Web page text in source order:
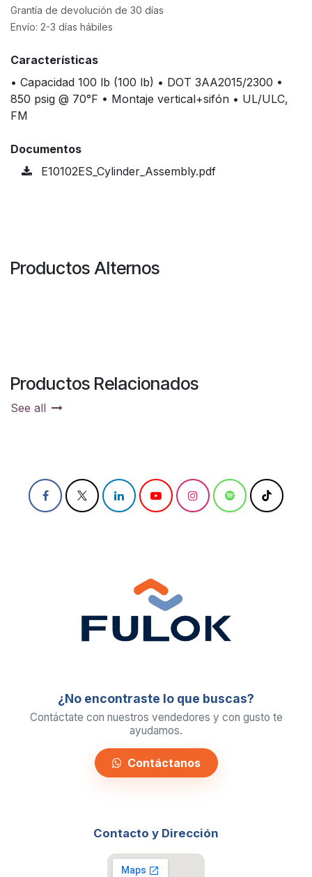
Grantía de devolución de 30 días
Envío: 2-3 días hábiles
Características
• Capacidad 100 lb (100 lb) • DOT 3AA2015/2300 •
850 psig @ 70°F • Montaje vertical+sifón • UL/ULC,
FM
Documentos
E10102ES_Cylinder_Assembly.pdf
Productos Alternos
Productos Relacionados
See all
¿No encontraste lo que buscas?
Contáctate con nuestros vendedores y con gusto te
ayudamos.
Contáctanos
Contacto y Dirección